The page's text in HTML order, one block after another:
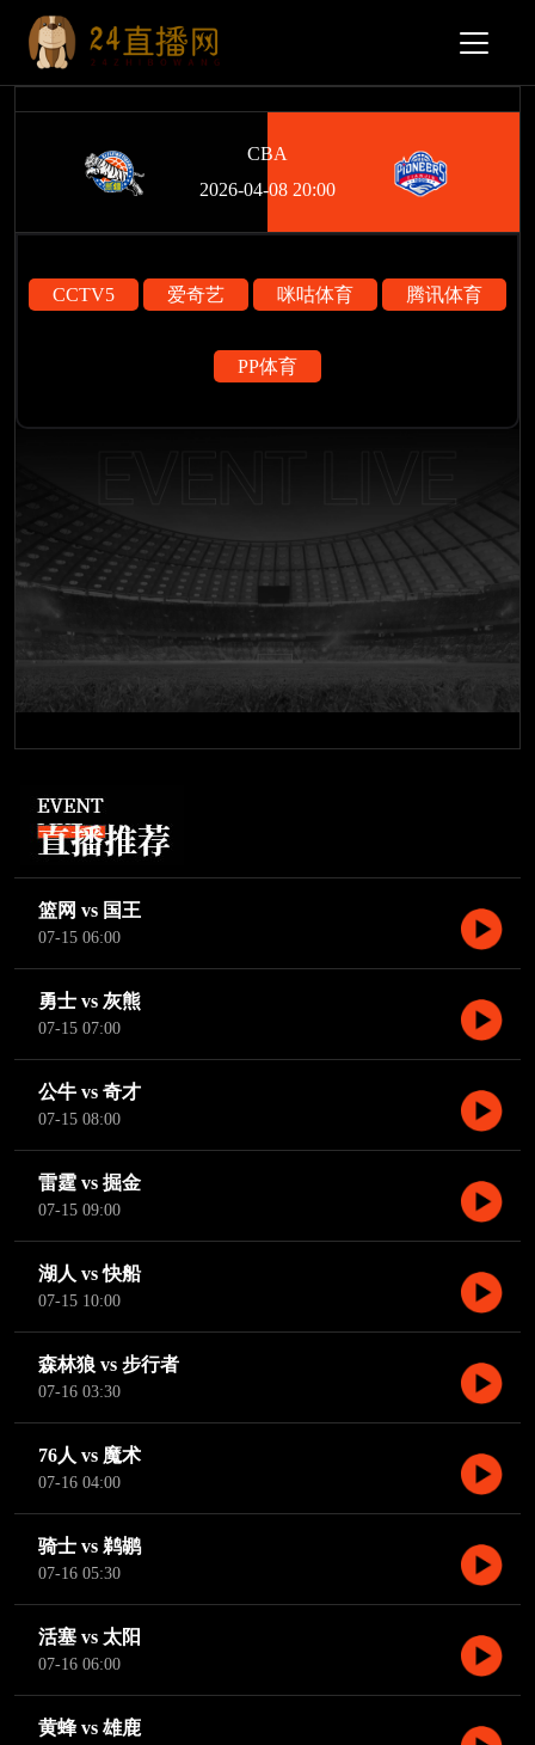
CBA
2026-04-08 20:00
CCTV5 爱奇艺 咪咕体育 腾讯体育
PP体育
篮网 vs 国王
07-15 06:00
勇士 vs 灰熊
07-15 07:00
公牛 vs 奇才
07-15 08:00
雷霆 vs 掘金
07-15 09:00
湖人 vs 快船
07-15 10:00
森林狼 vs 步行者
07-16 03:30
76人 vs 魔术
07-16 04:00
骑士 vs 鹈鹕
07-16 05:30
活塞 vs 太阳
07-16 06:00
黄蜂 vs 雄鹿